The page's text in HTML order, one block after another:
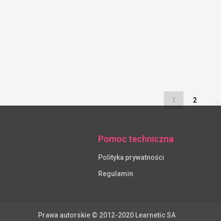
1 2
Pomoc techniczna
Polityka prywatności
Regulamin
Prawa autorskie © 2012-2020 Learnetic SA